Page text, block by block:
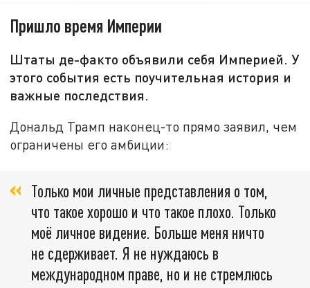
Пришло время Империи
Штаты де-факто объявили себя Империей. У
этого события есть поучительная история и
важные последствия.
Дональд Трамп наконец-то прямо заявил, чем
ограничены его амбиции:
Только мои личные представления о том,
что такое хорошо и что такое плохо. Только
моё личное видение. Больше меня ничто
не сдерживает. Я не нуждаюсь в
международном праве, но и не стремлюсь